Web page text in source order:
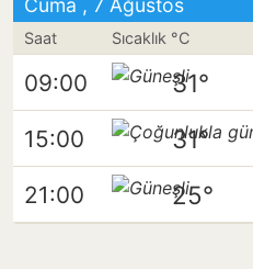
Cuma , 7 Ağustos
Saat Sıcaklık °C
09:00 31°
15:00 31°
21:00 25°